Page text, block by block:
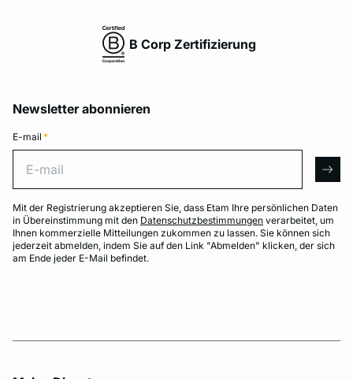
B Corp Zertifizierung
Newsletter abonnieren
E-mail *
E-mail
Mit der Registrierung akzeptieren Sie, dass Etam Ihre persönlichen Daten
in Übereinstimmung mit den Datenschutzbestimmungen verarbeitet, um
Ihnen kommerzielle Mitteilungen zukommen zu lassen. Sie können sich
jederzeit abmelden, indem Sie auf den Link "Abmelden" klicken, der sich
am Ende jeder E-Mail befindet.